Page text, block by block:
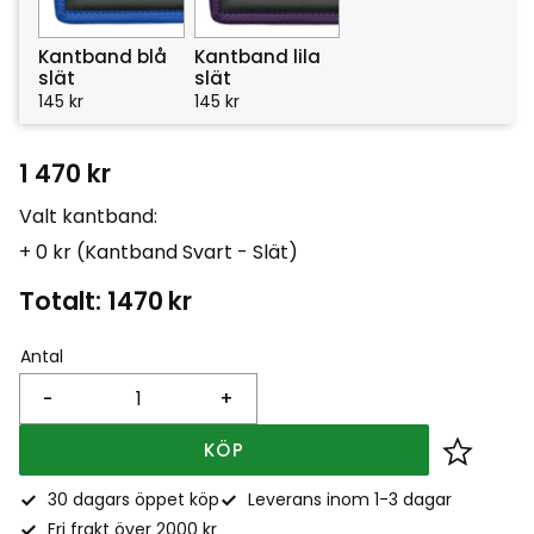
Kantband blå
slät
145 kr
Kantband lila
slät
145 kr
1 470 kr
Valt kantband:
+ 0 kr (Kantband Svart - Slät)
Totalt: 1470 kr
Antal
+
-
KÖP Lägg
30 dagars öppet köp
Leverans inom 1-3 dagar